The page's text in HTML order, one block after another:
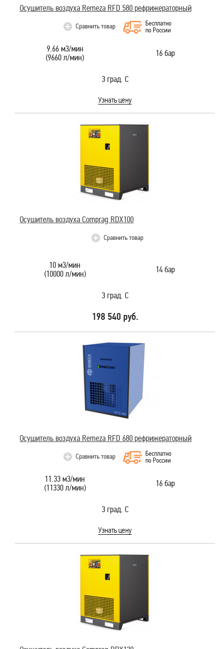
Осушитель воздуха Remeza RFD 580 рефрижераторный
Сравнить товар
Бесплатно
по России
9.66 м3/мин
(9660 л/мин)
16 бар
3 град. С
Узнать цену
Осушитель воздуха Comprag RDX100
Сравнить товар
10 м3/мин
(10000 л/мин)
14 бар
3 град. С
198 540 руб.
Осушитель воздуха Remeza RFD 680 рефрижераторный
Сравнить товар
Бесплатно
по России
11.33 м3/мин
(11330 л/мин)
16 бар
3 град. С
Узнать цену